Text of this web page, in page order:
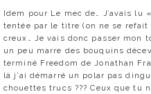
Idem pour Le mec de… J’avais lu
tentée par le titre (on ne se refait
creux… Je vais donc passer mon
un peu marre des bouquins
terminé Freedom de Jonathan
là j’ai démarré un polar pas
chouettes trucs ??? Ceux que tu